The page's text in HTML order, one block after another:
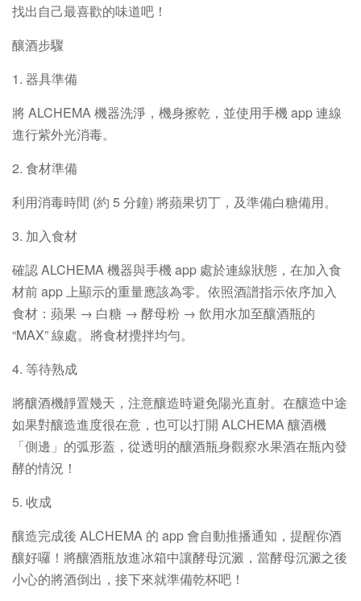
找出自己最喜歡的味道吧！
釀酒步驟
1. 器具準備
將 ALCHEMA 機器洗淨，機身擦乾，並使用手機 app 連線
進行紫外光消毒。
2. 食材準備
利用消毒時間 (約 5 分鐘) 將蘋果切丁，及準備白糖備用。
3. 加入食材
確認 ALCHEMA 機器與手機 app 處於連線狀態，在加入食
材前 app 上顯示的重量應該為零。依照酒譜指示依序加入
食材：蘋果 → 白糖 → 酵母粉 → 飲用水加至釀酒瓶的
“MAX” 線處。將食材攪拌均勻。
4. 等待熟成
將釀酒機靜置幾天，注意釀造時避免陽光直射。在釀造中途
如果對釀造進度很在意，也可以打開 ALCHEMA 釀酒機
「側邊」的弧形蓋，從透明的釀酒瓶身觀察水果酒在瓶內發
酵的情況！
5. 收成
釀造完成後 ALCHEMA 的 app 會自動推播通知，提醒你酒
釀好囉！將釀酒瓶放進冰箱中讓酵母沉澱，當酵母沉澱之後
小心的將酒倒出，接下來就準備乾杯吧！